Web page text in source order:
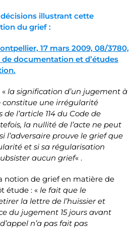
illustrant cette
du grief :
17 mars 2009, 08/3780,
de documentation et d’études
la signification d’un jugement à
constitue une irrégularité
l’article 114 du Code de
la nullité de l’acte ne peut
l’adversaire prouve le grief que
et si sa régularisation
aucun grief« .
notion de grief en matière de
étude : « le fait que le
la lettre de l’huissier et
du jugement 15 jours avant
n’a pas fait pas